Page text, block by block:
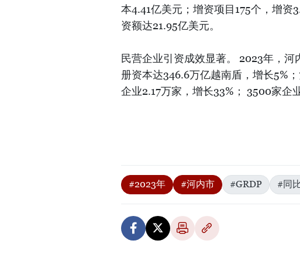
本4.41亿美元；增资项目175个，增
资额达21.95亿美元。
民营企业引资成效显著。 2023年，
册资本达346.6万亿越南盾，增长5%
企业2.17万家，增长33%； 3500家企
#2023年 #河内市 #GRDP #同